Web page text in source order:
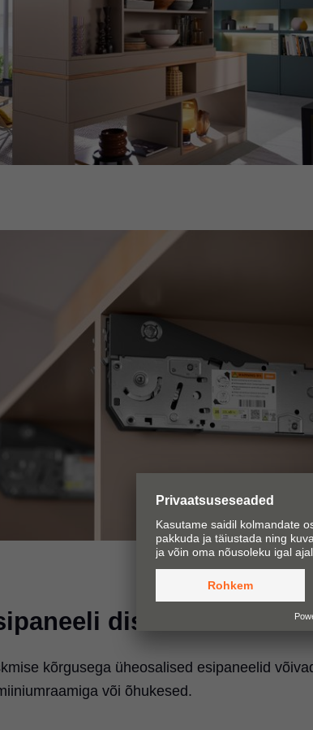
disain
kõrgusega üheosalised esipaneelid
või õhukesed.